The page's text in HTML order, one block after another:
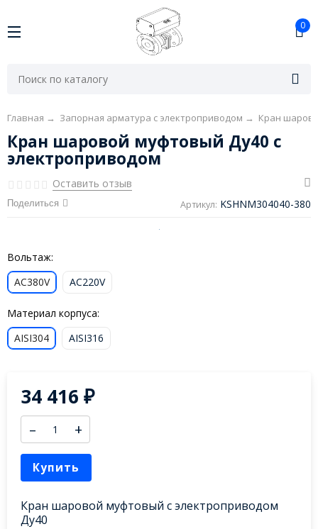
0
Главная → Запорная арматура с электроприводом → Кран
Кран шаровой муфтовый Ду40 с
электроприводом
Оставить отзыв
Поделиться Артикул: KSHNM304040-380
Вольтаж:
AC380V
AC220V
Материал корпуса:
AISI304
AISI316
34 416₽
– +
Купить
Кран шаровой муфтовый с электроприводом
Ду40